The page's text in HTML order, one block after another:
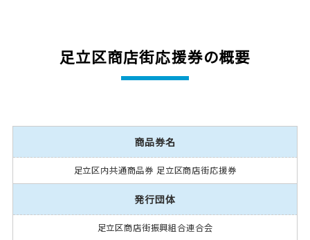
足立区商店街応援券の概要
商品券名
足立区内共通商品券 足立区商店街応援券
発行団体
足立区商店街振興組合連合会